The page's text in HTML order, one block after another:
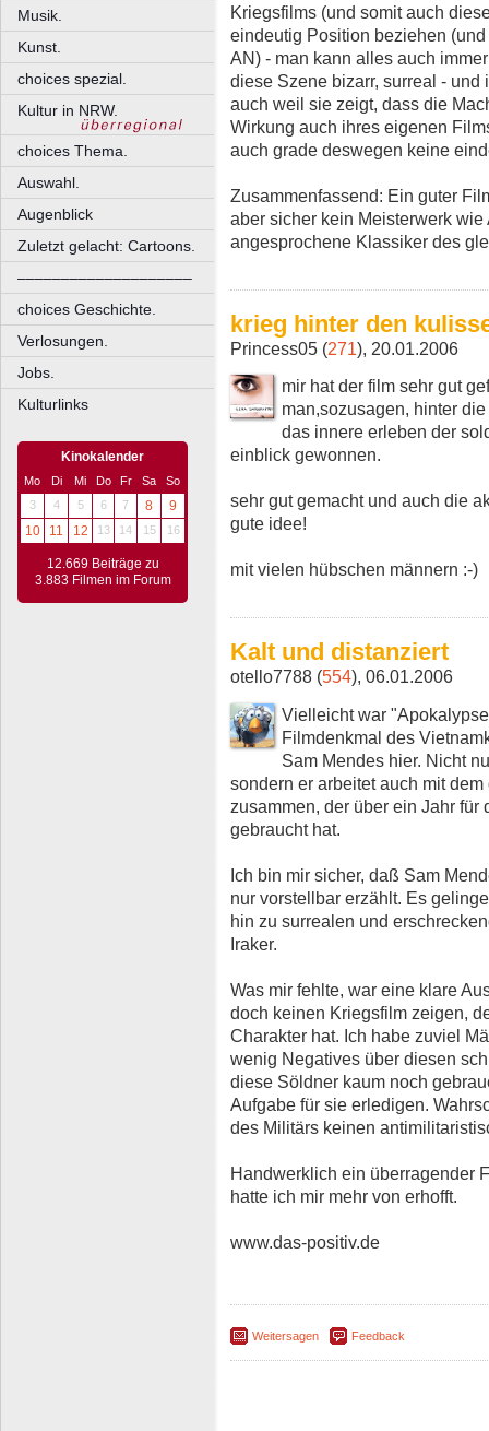
Musik.
Kunst.
choices spezial.
Kultur in NRW.
choices Thema.
Auswahl.
Augenblick
Zuletzt gelacht: Cartoons.
––––––––––––––––––––
choices Geschichte.
Verlosungen.
Jobs.
Kulturlinks
Kinokalender
Mo Di Mi Do Fr Sa
So
3
4 5 6 7 8
9
10
11 12 13 14 15 16
12.669 Beiträge zu
3.883 Filmen im Forum
Kriegsfilms (und somit auch
eindeutig Position beziehen
AN) - man kann alles auch
diese Szene bizarr, surreal -
auch weil sie zeigt, dass die
Wirkung auch ihres eigenen
auch grade deswegen keine
Zusammenfassend: Ein guter
aber sicher kein Meisterwerk
angesprochene Klassiker des
krieg hinter den
Princess05 (271), 20.01.2006
mir hat der film sehr gut
man,sozusagen, hinter
das innere erleben der
einblick gewonnen.
sehr gut gemacht und auch die
gute idee!
mit vielen hübschen männern :-)
Kalt und distanziert
otello7788 (554), 06.01.2006
Vielleicht war
Filmdenkmal des
Sam Mendes hier. Nicht
sondern er arbeitet auch mit
zusammen, der über ein Jahr
gebraucht hat.
Ich bin mir sicher, daß Sam
nur vorstellbar erzählt. Es
hin zu surrealen und
Iraker.
Was mir fehlte, war eine klare
doch keinen Kriegsfilm zeigen,
Charakter hat. Ich habe zuviel
wenig Negatives über diesen
diese Söldner kaum noch
Aufgabe für sie erledigen.
des Militärs keinen
Handwerklich ein überragender
hatte ich mir mehr von erhofft.
www.das-positiv.de
Weitersagen Feedback